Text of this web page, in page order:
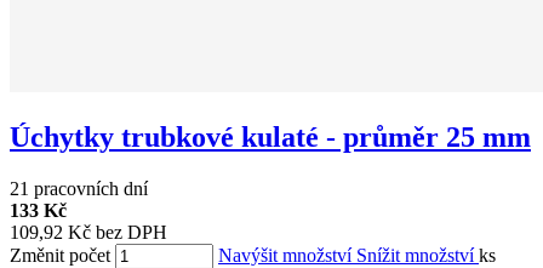
Úchytky trubkové kulaté - průměr 25 mm
21 pracovních dní
133 Kč
109,92 Kč bez DPH
Změnit počet
Navýšit množství Snížit množstvíks